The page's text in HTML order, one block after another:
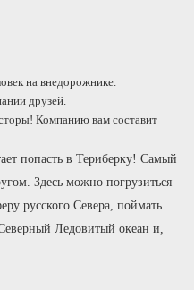
на внедорожнике.
друзей.
Компанию вам составит
попасть в Териберку! Самый
Здесь можно погрузиться
русского Севера, поймать
Ледовитый океан и,